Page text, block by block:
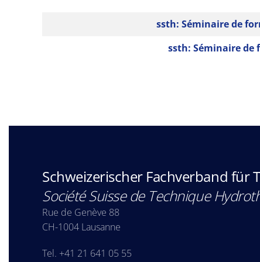
ssth: Séminaire de
ssth: Séminaire
Schweizerischer Fachverband für
Société Suisse de Technique
Rue de Genève 88
CH-1004 Lausanne
Tel. +41 21 641 05 55